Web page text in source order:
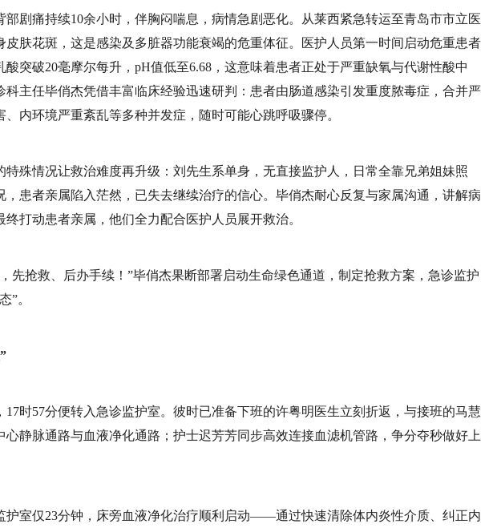
部剧痛持续10余小时，伴胸闷喘息，病情急剧恶化。从莱西紧急转运至青岛市市立医
皮肤花斑，这是感染及多脏器功能衰竭的危重体征。医护人员第一时间启动危重患者
突破20毫摩尔每升，pH值低至6.68，这意味着患者正处于严重缺氧与代谢性酸中
科主任毕俏杰凭借丰富临床经验迅速研判：患者由肠道感染引发重度脓毒症，合并严
内环境严重紊乱等多种并发症，随时可能心跳呼吸骤停。
特殊情况让救治难度再升级：刘先生系单身，无直接监护人，日常全靠兄弟姐妹照
，患者亲属陷入茫然，已失去继续治疗的信心。毕俏杰耐心反复与家属沟通，讲解病
打动患者亲属，他们全力配合医护人员展开救治。
先抢救、后办手续！”毕俏杰果断部署启动生命绿色通道，制定抢救方案，急诊监护
”。
17时57分便转入急诊监护室。彼时已准备下班的许粤明医生立刻折返，与接班的马慧
静脉通路与血液净化通路；护士迟芳芳同步高效连接血滤机管路，争分夺秒做好上
护室仅23分钟，床旁血液净化治疗顺利启动——通过快速清除体内炎性介质、纠正内